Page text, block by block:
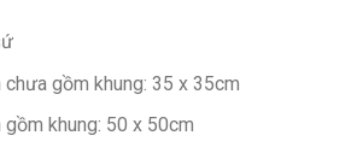
gồm khung: 35 x 35cm
khung: 50 x 50cm